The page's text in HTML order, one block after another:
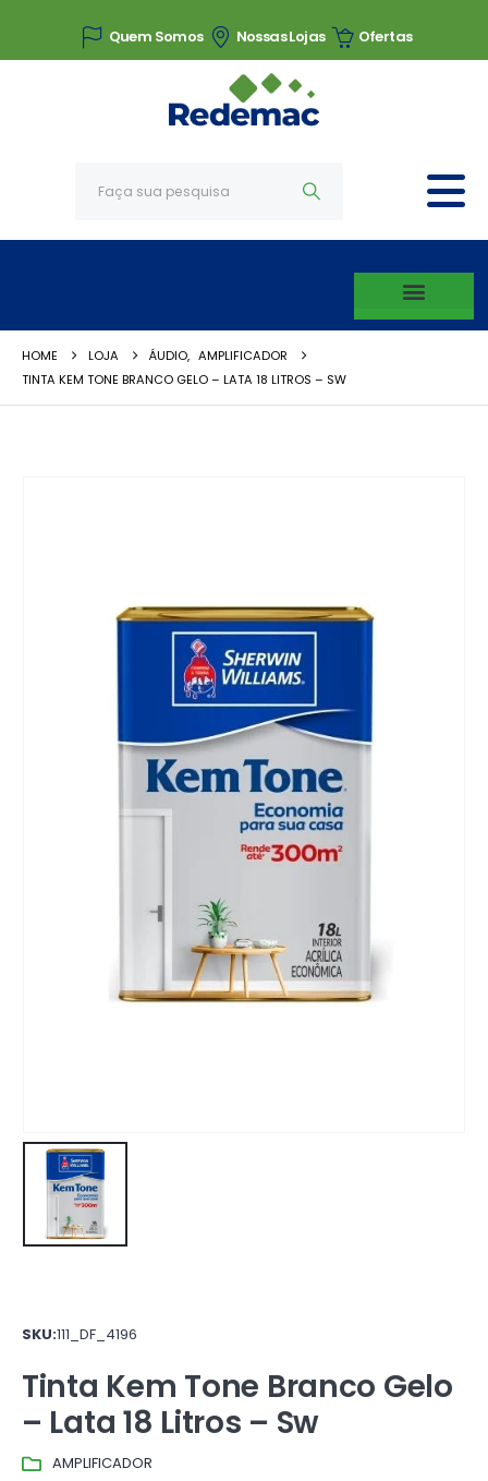
Quem Somos Nossas Lojas Ofertas
HOME LOJA ÁUDIO, AMPLIFICADOR
TINTA KEM TONE BRANCO GELO – LATA 18 LITROS – SW
SKU:111_DF_4196
Tinta Kem Tone Branco Gelo
– Lata 18 Litros – Sw
AMPLIFICADOR